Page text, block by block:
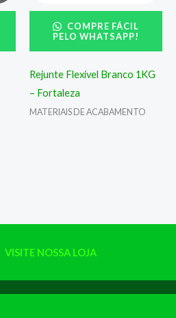
COMPRE FÁCIL
PELO WHATSAPP!
Rejunte Flexível Branco 1KG
– Fortaleza
MATERIAIS DE ACABAMENTO
VISITE NOSSA LOJA